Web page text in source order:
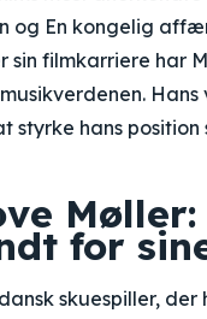
og En kongelig
sin filmkarriere har
hans position
for
skuespiller,